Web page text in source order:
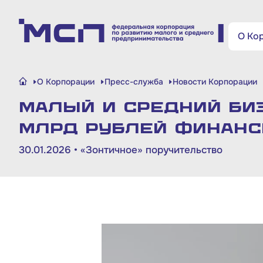
О
бизнесу
Банкам и финансовым
Поиск по сайту
О Корпорации Пресс-служба Новости Корпорации
Малый и средний
млрд рублей
30.01.2026 • «Зонтичное» поручительство